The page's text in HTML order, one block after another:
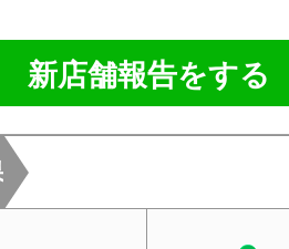
新店舗報告をする